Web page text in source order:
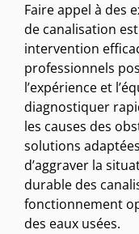
Faire appel à des
de canalisation
intervention
professionnels
l’expérience et
diagnostiquer
les causes des
solutions
d’aggraver la
durable des
fonctionnement
des eaux usées.